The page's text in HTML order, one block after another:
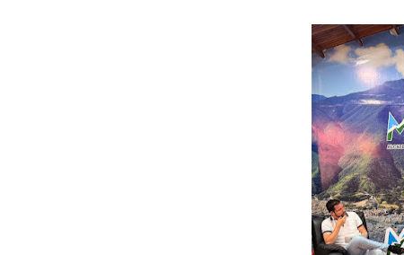
Gobierno bolivariano
Niños merideños
Hospital universitario
Instituto Nacional de
Gobernación de Mérida
Corposalud inició talleres